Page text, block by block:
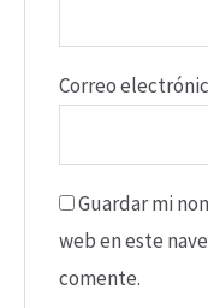
Correo
Guardar mi
web en este
comente.